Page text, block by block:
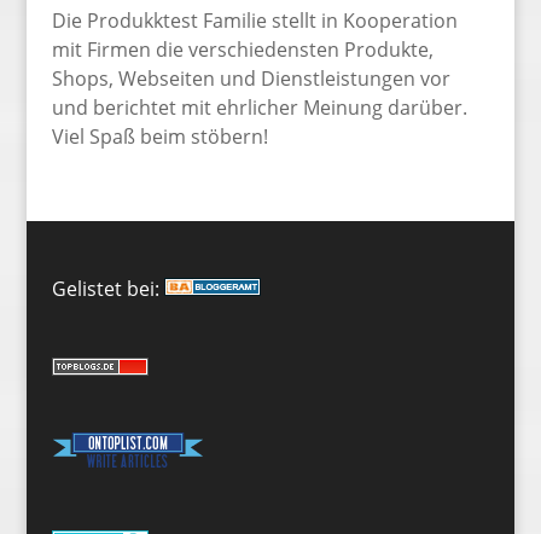
Die Produkktest Familie stellt in Kooperation
mit Firmen die verschiedensten Produkte,
Shops, Webseiten und Dienstleistungen vor
und berichtet mit ehrlicher Meinung darüber.
Viel Spaß beim stöbern!
Gelistet bei: